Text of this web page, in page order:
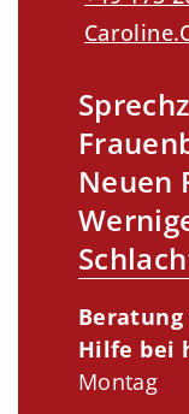
Neuen
Hilfe bei
Montag